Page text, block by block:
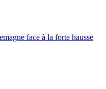
face à la forte hausse